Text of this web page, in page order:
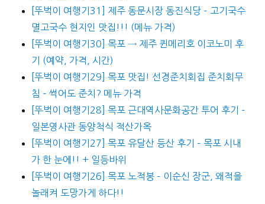
[뚜벅이 여행기31] 제주 동문시장 동진식당 – 고기국수
멸고국수 현지인 맛집!!! (메뉴 가격)
[뚜벅이 여행기30] 목포 → 제주 퀸메리호 이코노미 후
기 (예약, 가격, 시간)
[뚜벅이 여행기29] 목포 맛집! 선경준치회집 준치회무
침 – 썩어도 준치? 메뉴 가격
[뚜벅이 여행기28] 목포 근대역사문화공간 투어 후기 –
일본영사관 동양척식 적산가옥
[뚜벅이 여행기27] 목포 유달산 등산 후기 – 목포 시내
가 한 눈에!! + 일등바위
[뚜벅이 여행기26] 목포 노적봉 – 이순신 장군, 왜적을
놀래켜 도망가게 하다!!